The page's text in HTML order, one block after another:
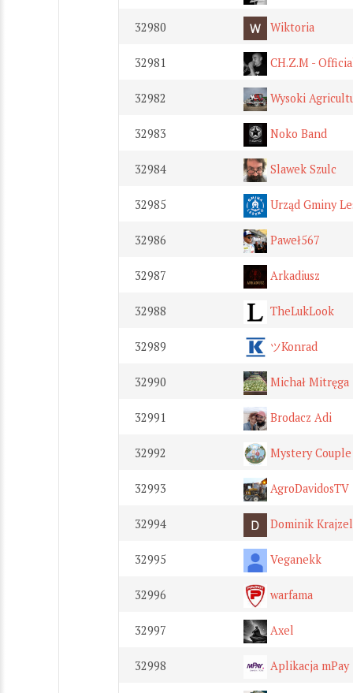
32980 Wiktoria
32981 CH.Z.M -
32982 Wysoki
32983 Noko Band
32984 Slawek Szulc
32985 Urząd Gminy
32986 Paweł567
32987 Arkadiusz
32988 TheLukLook
32989 ツKonrad
32990 Michał Mitręga
32991 Brodacz Adi
32992 Mystery Couple
32993 AgroDavidosTV
32994 Dominik Krajzel
32995 Veganekk
32996 warfama
32997 Axel
32998 Aplikacja mPay